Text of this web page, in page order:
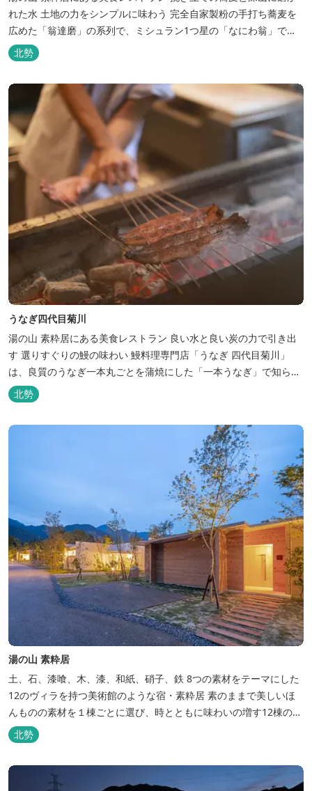
れた水 土地の力をシンプルに味わう 完全自家製粉の手打ち蕎麦を
広めた「翁達磨」の系列で、ミシュラン1つ星の「なにわ翁」で研
鑽を積んだ石垣雄介氏が開業した「そば切り石垣」。 翁伝統の完全
自家製粉による二八蕎麦を踏襲し、蕎麦と酒をシンプルに楽しむ店
を実現しました。国産蕎麦の香りを存分に引き出す、湯の山温泉の
天然の水の力...
北勢
うなぎ四代目菊川
湯の山 素粋居にある美食レストラン 良い水と良い炭の力で引き出
す 選りすぐりの鰻の味わい 鰻料理専門店「うなぎ 四代目菊川」
は、良質のうなぎ一本丸ごとを蒲焼にした「一本うなぎ」で知られ
ます。大きさも太さも極上の鰻を厳選し、皮をパリッと焼き上げて
も身質がフワッとやわらかい、贅沢な食感を実現。 鮮度抜群の鰻を
北勢
湯の山 素粋居
土、石、漆喰、木、漆、和紙、硝子、鉄 8つの素材をテーマにした
12のヴィラを持つ美術館のような宿・素粋居 素のままで美しいほ
んものの素材を１棟ごとに選び、時とともに味わいの増す12棟のヴ
ィラをつくりました。現代美術・工芸・古美術・アンティークをし
つらえた空間は、 とびきり居心地が良い美術館のよう。次はあのヴ
す。 「そ...
北勢